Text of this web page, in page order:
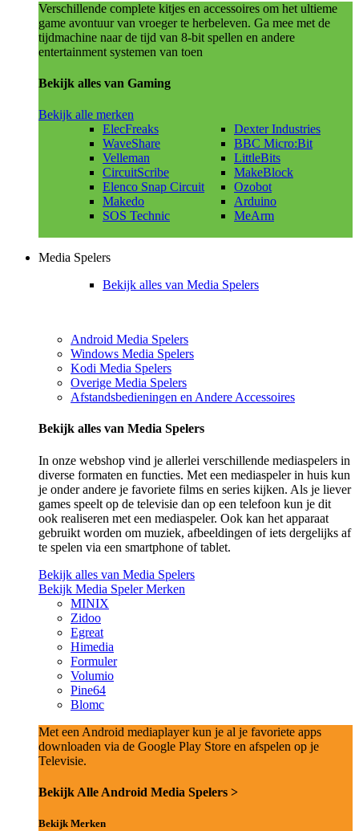
Verschillende complete kitjes en accessoires om het ultieme
game avontuur van vroeger te herbeleven. Ga mee met de
tijdmachine naar de tijd van 8-bit spellen en andere
entertainment systemen van toen
Bekijk alles van Gaming
Bekijk alle merken
ElecFreaks
WaveShare
Velleman
CircuitScribe
Elenco Snap Circuit
Makedo
SOS Technic
Dexter Industries
BBC Micro:Bit
LittleBits
MakeBlock
Ozobot
Arduino
MeArm
Media Spelers
Bekijk alles van Media Spelers
Android Media Spelers
Windows Media Spelers
Kodi Media Spelers
Overige Media Spelers
Afstandsbedieningen en Andere Accessoires
Bekijk alles van Media Spelers
In onze webshop vind je allerlei verschillende mediaspelers in
diverse formaten en functies. Met een mediaspeler in huis kun
je onder andere je favoriete films en series kijken. Als je liever
games speelt op de televisie dan op een telefoon kun je dit
ook realiseren met een mediaspeler. Ook kan het apparaat
gebruikt worden om muziek, afbeeldingen of iets dergelijks af
te spelen via een smartphone of tablet.
Bekijk alles van Media Spelers
Bekijk Media Speler Merken
MINIX
Zidoo
Egreat
Himedia
Formuler
Volumio
Pine64
Blomc
Met een Android mediaplayer kun je al je favoriete apps
downloaden via de Google Play Store en afspelen op je
Televisie.
Bekijk Alle Android Media Spelers >
Bekijk Merken